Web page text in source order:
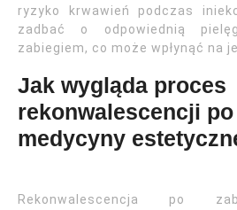
ryzyko krwawień podczas
zadbać o odpowiednią
zabiegiem, co może wpłynąć na
Jak wygląda proces
rekonwalescencji
medycyny
Rekonwalescencja po